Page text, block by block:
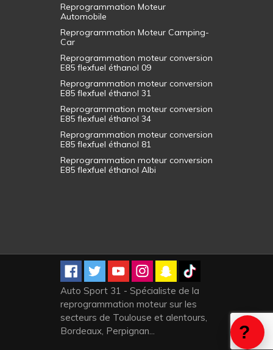
Reprogrammation Moteur
Automobile
Reprogrammation Moteur Camping-
Car
Reprogrammation moteur conversion
E85 flexfuel éthanol 09
Reprogrammation moteur conversion
E85 flexfuel éthanol 31
Reprogrammation moteur conversion
E85 flexfuel éthanol 34
Reprogrammation moteur conversion
E85 flexfuel éthanol 81
Reprogrammation moteur conversion
E85 flexfuel éthanol Albi
Auto Sport 31 - Spécialiste de la
reprogrammation moteur sur les
secteurs de Toulouse et alentours,
Bordeaux, Perpignan...